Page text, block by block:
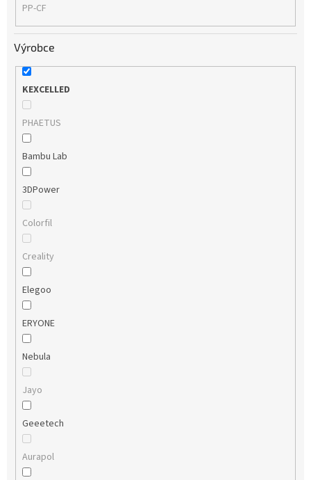
PP-CF
Výrobce
KEXCELLED
PHAETUS
Bambu Lab
3DPower
Colorfil
Creality
Elegoo
ERYONE
Nebula
Jayo
Geeetech
Aurapol